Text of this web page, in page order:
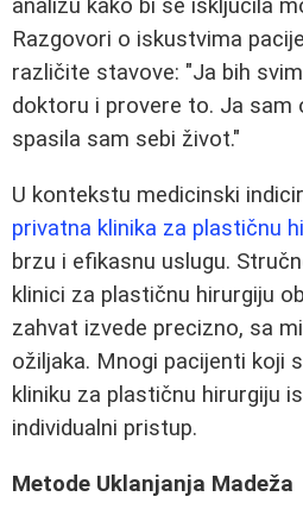
analizu kako bi se isključila
Razgovori o iskustvima
različite stavove: "Ja bih
doktoru i provere to. Ja sam
spasila sam sebi život."
U kontekstu medicinski
privatna klinika za plastičnu
brzu i efikasnu uslugu.
klinici za plastičnu hirurgiju
zahvat izvede precizno, sa
ožiljaka. Mnogi pacijenti koji
kliniku za plastičnu hirurgiju
individualni pristup.
Metode Uklanjanja Madeža